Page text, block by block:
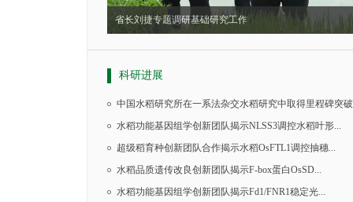
省长刘捷专题调研基础研究工作
科研进展
中国水稻研究所在一系法杂交水稻研究中取得里程碑突破
水稻功能基因组学创新团队揭示NLSS3调控水稻叶形...
超级稻育种创新团队合作揭示水稻OsFTL1调控抽穗...
水稻品质遗传改良创新团队揭示F-box蛋白OsSD...
水稻功能基因组学创新团队揭示Fd1/FNR1稳定光...